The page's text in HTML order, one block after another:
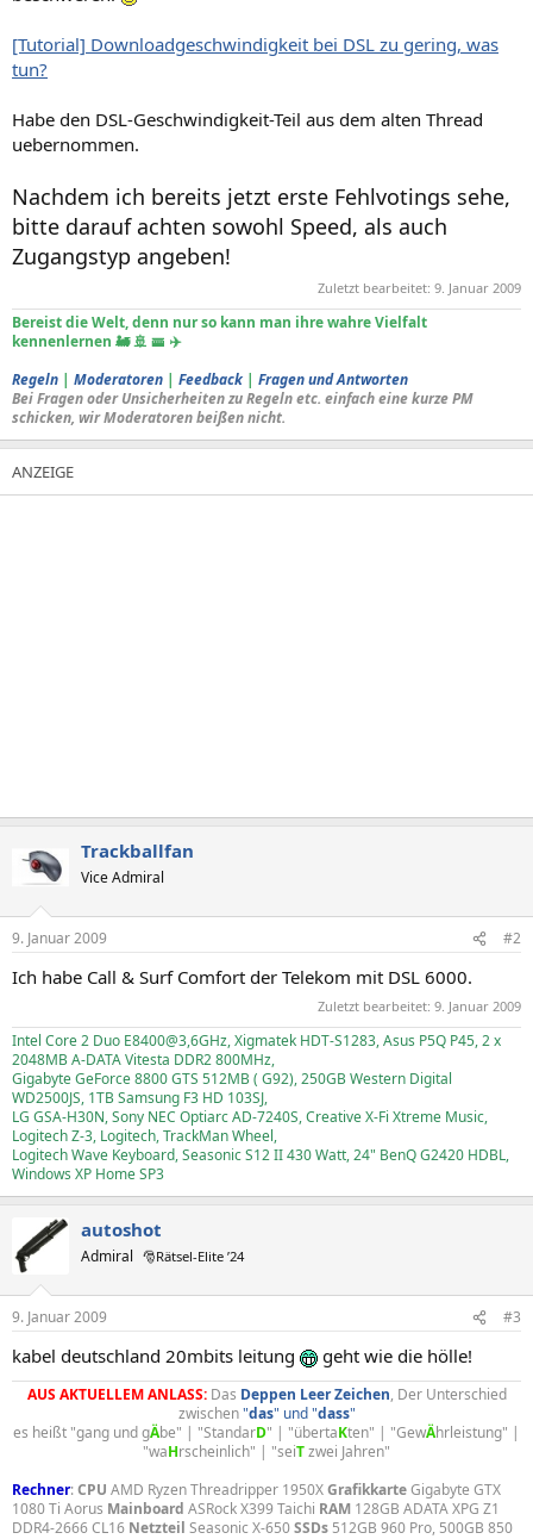
[Tutorial] Downloadgeschwindigkeit bei DSL zu gering, was
tun?
Habe den DSL-Geschwindigkeit-Teil aus dem alten Thread
uebernommen.
Nachdem ich bereits jetzt erste Fehlvotings sehe,
bitte darauf achten sowohl Speed, als auch
Zugangstyp angeben!
Zuletzt bearbeitet: 9. Januar 2009
Bereist die Welt, denn nur so kann man ihre wahre Vielfalt
kennenlernen 🚂 🚢 🚟 ✈️
Regeln | Moderatoren | Feedback | Fragen und Antworten
Bei Fragen oder Unsicherheiten zu Regeln etc. einfach eine kurze PM
schicken, wir Moderatoren beißen nicht.
Trackballfan
Vice Admiral
9. Januar 2009 #2
Ich habe Call & Surf Comfort der Telekom mit DSL 6000.
Zuletzt bearbeitet: 9. Januar 2009
Intel Core 2 Duo E8400@3,6GHz, Xigmatek HDT-S1283, Asus P5Q P45, 2 x
2048MB A-DATA Vitesta DDR2 800MHz,
Gigabyte GeForce 8800 GTS 512MB ( G92), 250GB Western Digital
WD2500JS, 1TB Samsung F3 HD 103SJ,
LG GSA-H30N, Sony NEC Optiarc AD-7240S, Creative X-Fi Xtreme Music,
Logitech Z-3, Logitech, TrackMan Wheel,
Logitech Wave Keyboard, Seasonic S12 II 430 Watt, 24" BenQ G2420 HDBL,
Windows XP Home SP3
autoshot
Admiral 🎅Rätsel-Elite ’24
9. Januar 2009 #3
kabel deutschland 20mbits leitung geht wie die hölle!
AUS AKTUELLEM ANLASS:Das Deppen LeerZeichen, Der Unterschied
zwischen"das" und "dass"
es heißt "gang und gÄbe" | "StandarD" | "übertaKten" | "GewÄhrleistung" |
"waHrscheinlich" | "seiTzwei Jahren"​
Rechner:CPU AMD Ryzen Threadripper 1950XGrafikkarteGigabyte GTX
1080 Ti Aorus Mainboard ASRock X399 Taichi RAM 128GB ADATA XPG Z1
DDR4-2666 CL16 Netzteil Seasonic X-650SSDs 512GB 960 Pro, 500GB 850